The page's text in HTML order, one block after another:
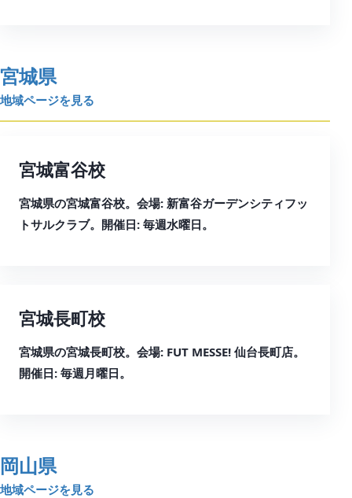
宮城県
地域ページを見る
宮城富谷校
宮城県の宮城富谷校。会場: 新富谷ガーデンシティフッ
トサルクラブ。開催日: 毎週水曜日。
宮城長町校
宮城県の宮城長町校。会場: FUT MESSE! 仙台長町店。
開催日: 毎週月曜日。
岡山県
地域ページを見る